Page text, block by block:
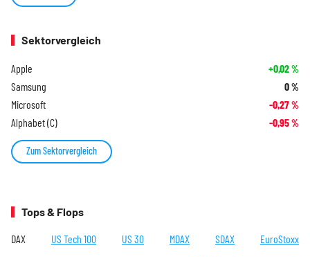
Sektorvergleich
Apple +0,02%
Samsung 0%
Microsoft -0,27%
Alphabet (C) -0,95%
Zum Sektorvergleich
Tops & Flops
DAX US Tech 100 US 30 MDAX SDAX EuroStoxx